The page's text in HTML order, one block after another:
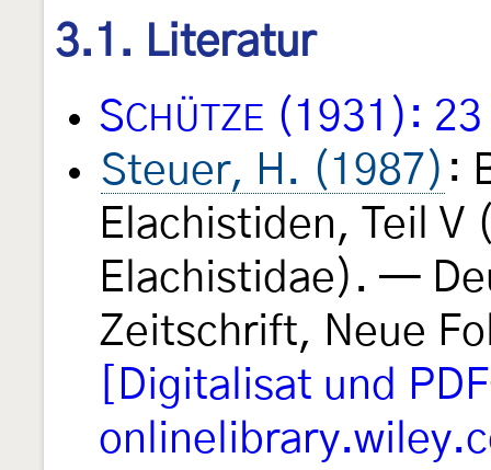
3.1. Literatur
SCHÜTZE (1931): 23
Steuer, H. (1987) :
Elachistiden, Teil V
Elachistidae). —
Zeitschrift, Neue
[Digitalisat und